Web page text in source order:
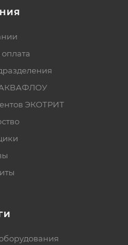
АКВАФЛОУ
ЭКОТРИТ